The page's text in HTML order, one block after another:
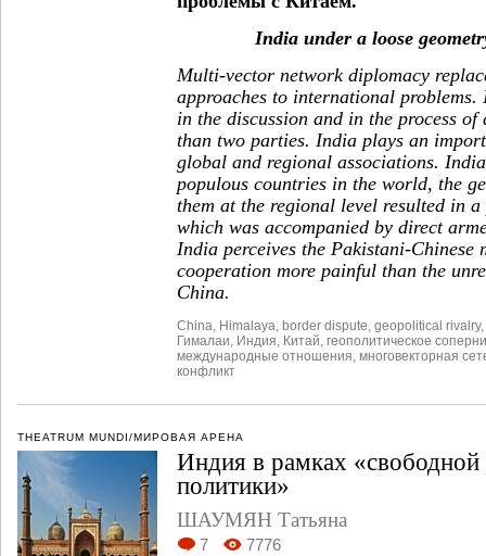
India under a loose
Multi-vector network diplomacy
approaches to international
in the discussion and in the process
than two parties. India plays an
global and regional associations.
populous countries in the world, the
them at the regional level resulted in
which was accompanied by direct
India perceives the Pakistani-
cooperation more painful than the
China.
China Himalaya border dispute geopolitical rivalry,
Гималаи Индия Китай геополитическое
международные отношения многовекторная
конфликт
THEATRUM MUNDI/МИРОВАЯ АРЕНА
Индия в рамках
политики»
ШАУМЯН Татьяна
7 7776